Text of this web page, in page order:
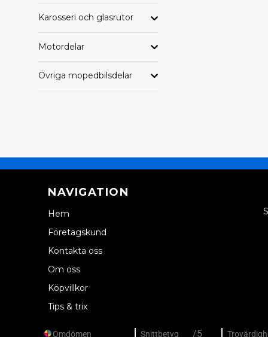
Karosseri och glasrutor
Motordelar
Övriga mopedbilsdelar
NAVIGATION
Hem
Företagskund
Kontakta oss
Om oss
Köpvillkor
Tips & trix